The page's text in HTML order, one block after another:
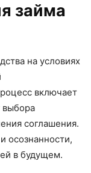
займа
на условиях
включает
выбора
соглашения.
осознанности,
в будущем.